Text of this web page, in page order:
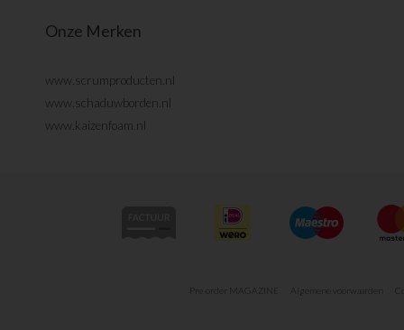
Onze Merken
www.scrumproducten.nl
www.schaduwborden.nl
www.kaizenfoam.nl
Pre-order MAGAZINE Algemene voorwaarden